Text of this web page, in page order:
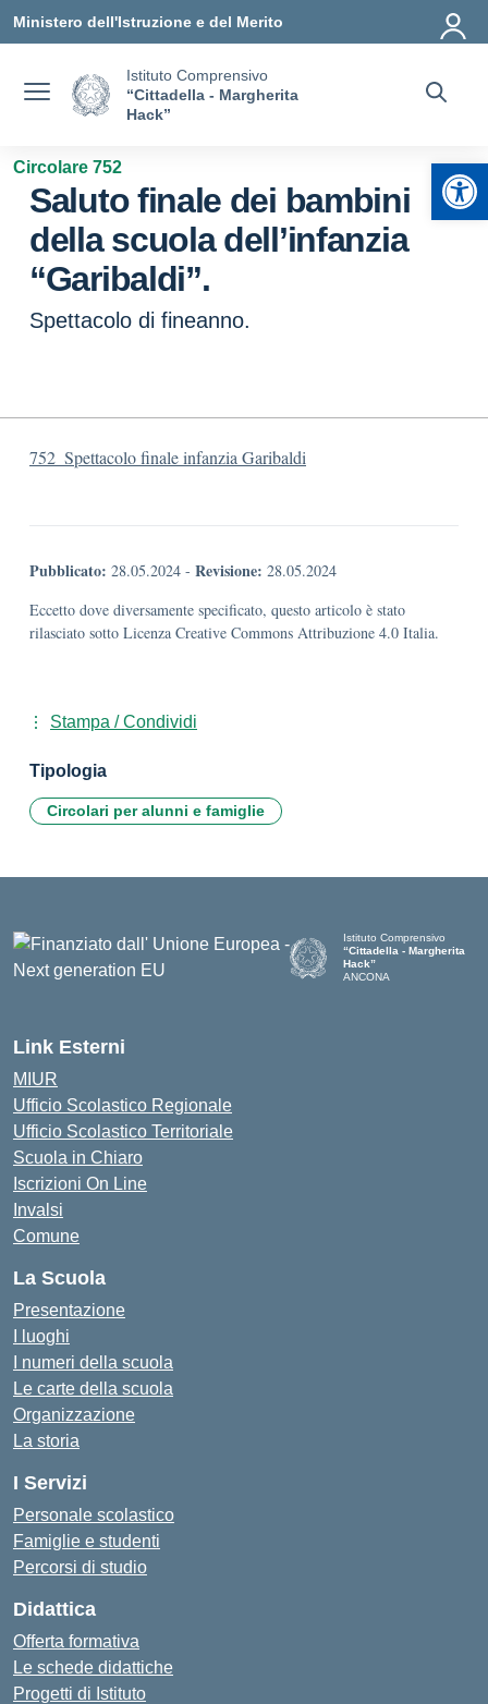
Ministero dell'Istruzione e del Merito
Istituto Comprensivo
“Cittadella - Margherita
Hack”
Circolare 752
Saluto finale dei bambini
della scuola dell’infanzia
“Garibaldi”.
Spettacolo di fineanno.
752_Spettacolo finale infanzia Garibaldi
Pubblicato: 28.05.2024 - Revisione: 28.05.2024
Eccetto dove diversamente specificato, questo articolo è stato
rilasciato sotto Licenza Creative Commons Attribuzione 4.0 Italia.
Stampa / Condividi
Tipologia
Circolari per alunni e famiglie
Istituto Comprensivo
“Cittadella - Margherita
Hack”
ANCONA
Link Esterni
MIUR
Ufficio Scolastico Regionale
Ufficio Scolastico Territoriale
Scuola in Chiaro
Iscrizioni On Line
Invalsi
Comune
La Scuola
Presentazione
I luoghi
I numeri della scuola
Le carte della scuola
Organizzazione
La storia
I Servizi
Personale scolastico
Famiglie e studenti
Percorsi di studio
Didattica
Offerta formativa
Le schede didattiche
Progetti di Istituto